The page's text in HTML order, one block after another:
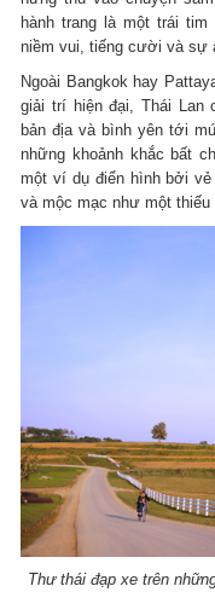
hành trang là một trái
niềm vui, tiếng cười và sự
Ngoài Bangkok hay
giải trí hiện đại, Thái Lan
bản địa và bình yên tới
những khoảnh khắc bất
một ví dụ điển hình bởi vẻ
và mộc mạc như một thiếu
Thư thái đạp xe trên